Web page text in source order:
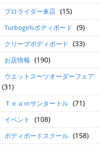
プロライダー来店 (15)
Turbogirlsボディボード (9)
クリーブボディボード (33)
お店情報 (190)
ウエットスーツオーダーフェア
(31)
Ｔｅａｍサンタートル (71)
イベント (108)
ボディボードスクール (158)